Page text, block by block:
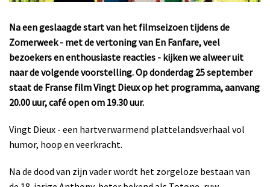
Na een geslaagde start van het filmseizoen tijdens de
Zomerweek - met de vertoning van En Fanfare, veel
bezoekers en enthousiaste reacties - kijken we alweer uit
naar de volgende voorstelling. Op donderdag 25 september
staat de Franse film Vingt Dieux op het programma, aanvang
20.00 uur, café open om 19.30 uur.
Vingt Dieux - een hartverwarmend plattelandsverhaal vol
humor, hoop en veerkracht.
Na de dood van zijn vader wordt het zorgeloze bestaan van